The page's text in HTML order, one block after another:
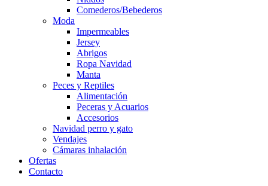
Comederos/Bebederos
Moda
Impermeables
Jersey
Abrigos
Ropa Navidad
Manta
Peces y Reptiles
Alimentación
Peceras y Acuarios
Accesorios
Navidad perro y gato
Vendajes
Cámaras inhalación
Ofertas
Contacto